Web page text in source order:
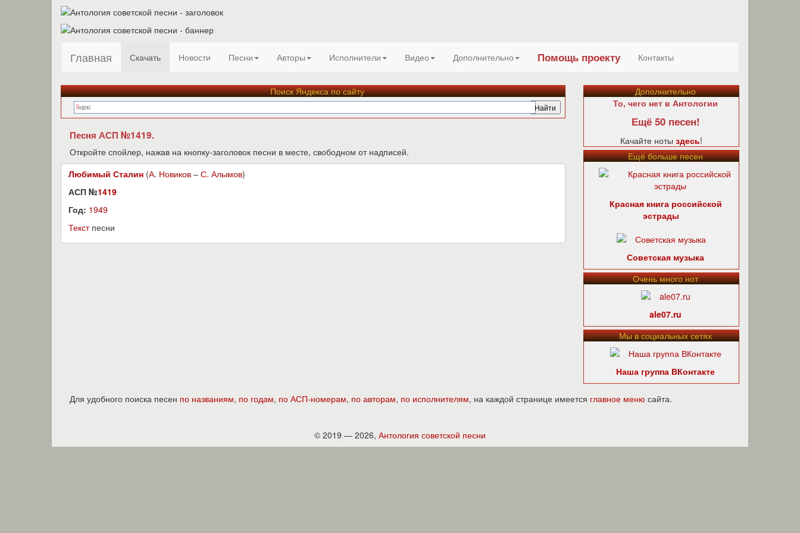
Главная Скачать Новости Песни Авторы Исполнители Видео Дополнительно Помощь проекту Контакты
Поиск Яндекса по сайту
Песня АСП №1419.
Откройте спойлер, нажав на кнопку-заголовок песни в месте, свободном от надписей.
Любимый Сталин (А. Новиков – С. Алымов)
АСП №1419
Год: 1949
Текстпесни
Дополнительно
То, чего нет в Антологии
Ещё 50 песен!
Качайте ноты здесь!
Ещё больше песен
Красная книга российской
эстрады
Советская музыка
Очень много нот
ale07.ru
Мы в социальных сетях
Наша группа ВКонтакте
Для удобного поиска песен по названиям, по годам, по АСП-номерам, по авторам, по исполнителям, на каждой странице имеется главное меню сайта.
© 2019 — 2026, Антология советской песни